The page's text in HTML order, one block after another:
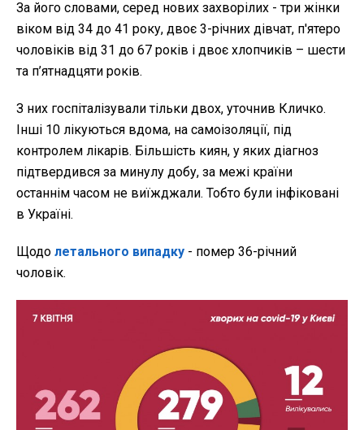
За його словами, серед нових захворілих - три жінки
віком від 34 до 41 року, двоє 3-річних дівчат, п'ятеро
чоловіків від 31 до 67 років і двоє хлопчиків – шести
та п’ятнадцяти років.
З них госпіталізували тільки двох, уточнив Кличко.
Інші 10 лікуються вдома, на самоізоляції, під
контролем лікарів. Більшість киян, у яких діагноз
підтвердився за минулу добу, за межі країни
останнім часом не виїжджали. Тобто були інфіковані
в Україні.
Щодо летального випадку - помер 36-річний
чоловік.